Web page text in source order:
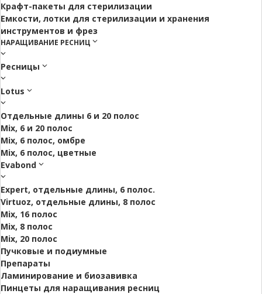
Крафт-пакеты для стерилизации
Емкости, лотки для стерилизации и хранения
инструментов и фрез
НАРАЩИВАНИЕ РЕСНИЦ
Ресницы
Lotus
Отдельные длины 6 и 20 полос
Mix, 6 и 20 полос
Mix, 6 полос, омбре
Mix, 6 полос, цветные
Evabond
Expert, отдельные длины, 6 полос.
Virtuoz, отдельные длины, 8 полос
Mix, 16 полос
Mix, 8 полос
Mix, 20 полос
Пучковые и подиумные
Препараты
Ламинирование и биозавивка
Пинцеты для наращивания ресниц